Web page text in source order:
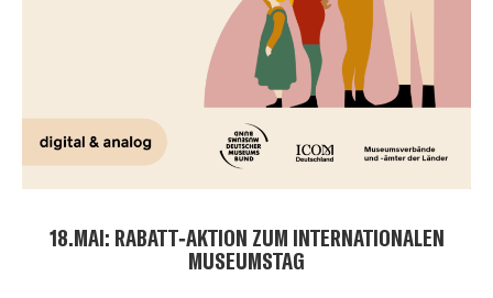
18.MAI: RABATT-AKTION ZUM INTERNATIONALEN
MUSEUMSTAG